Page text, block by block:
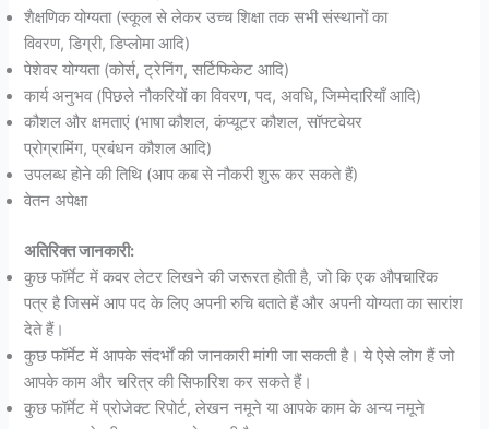
शैक्षणिक योग्यता (स्कूल से लेकर उच्च शिक्षा तक सभी संस्थानों का
विवरण, डिग्री, डिप्लोमा आदि)
पेशेवर योग्यता (कोर्स, ट्रेनिंग, सर्टिफिकेट आदि)
कार्य अनुभव (पिछले नौकरियों का विवरण, पद, अवधि, जिम्मेदारियाँ आदि)
कौशल और क्षमताएं (भाषा कौशल, कंप्यूटर कौशल, सॉफ्टवेयर
प्रोग्रामिंग, प्रबंधन कौशल आदि)
उपलब्ध होने की तिथि (आप कब से नौकरी शुरू कर सकते हैं)
वेतन अपेक्षा
अतिरिक्त जानकारी:
कुछ फॉर्मेट में कवर लेटर लिखने की जरूरत होती है, जो कि एक औपचारिक
पत्र है जिसमें आप पद के लिए अपनी रुचि बताते हैं और अपनी योग्यता का सारांश
देते हैं।
कुछ फॉर्मेट में आपके संदर्भों की जानकारी मांगी जा सकती है। ये ऐसे लोग हैं जो
आपके काम और चरित्र की सिफारिश कर सकते हैं।
कुछ फॉर्मेट में प्रोजेक्ट रिपोर्ट, लेखन नमूने या आपके काम के अन्य नमूने